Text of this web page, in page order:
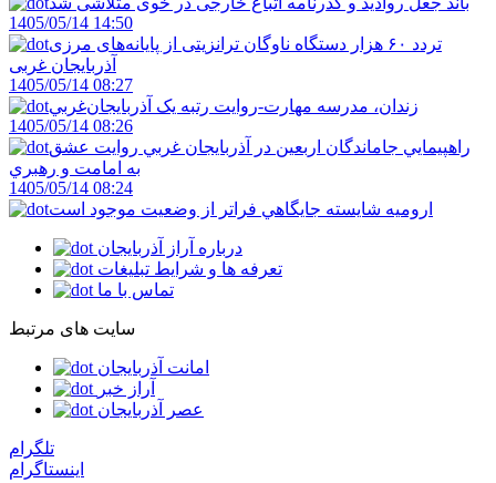
1405/05/14 14:50
تردد ۶۰ هزار دستگاه ناوگان ترانزیتی از پایانه‌های مرزی
آذربایجان ‌غربی
1405/05/14 08:27
زندان، مدرسه مهارت-روايت رتبه يک آذربايجان‌غربي
1405/05/14 08:26
راهپيمايي جاماندگان اربعين در آذربايجان غربي روايت عشق
به امامت و رهبري
1405/05/14 08:24
اروميه شايسته جايگاهي فراتر از وضعيت موجود است
درباره آراز آذربایجان
تعرفه ها و شرایط تبلیغات
تماس با ما
سایت های مرتبط
امانت آذربایجان
آراز خبر
عصر آذربایجان
تلگرام
اینستاگرام